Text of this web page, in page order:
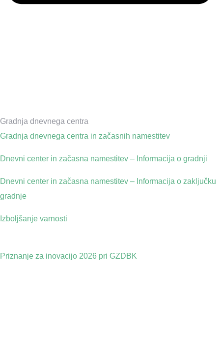
Gradnja dnevnega centra
Gradnja dnevnega centra in začasnih namestitev
Dnevni center in začasna namestitev – Informacija o gradnji
Dnevni center in začasna namestitev – Informacija o zaključku
gradnje
Izboljšanje varnosti
Priznanje za inovacijo 2026 pri GZDBK